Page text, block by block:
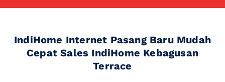
IndiHome Internet Pasang Baru Mudah
Cepat Sales IndiHome Kebagusan
Terrace